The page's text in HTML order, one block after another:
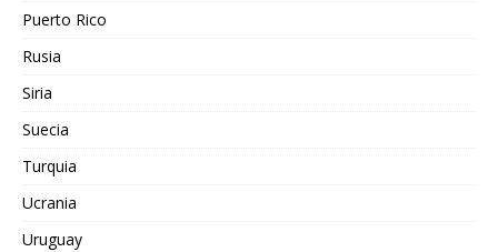
Puerto Rico
Rusia
Siria
Suecia
Turquia
Ucrania
Uruguay